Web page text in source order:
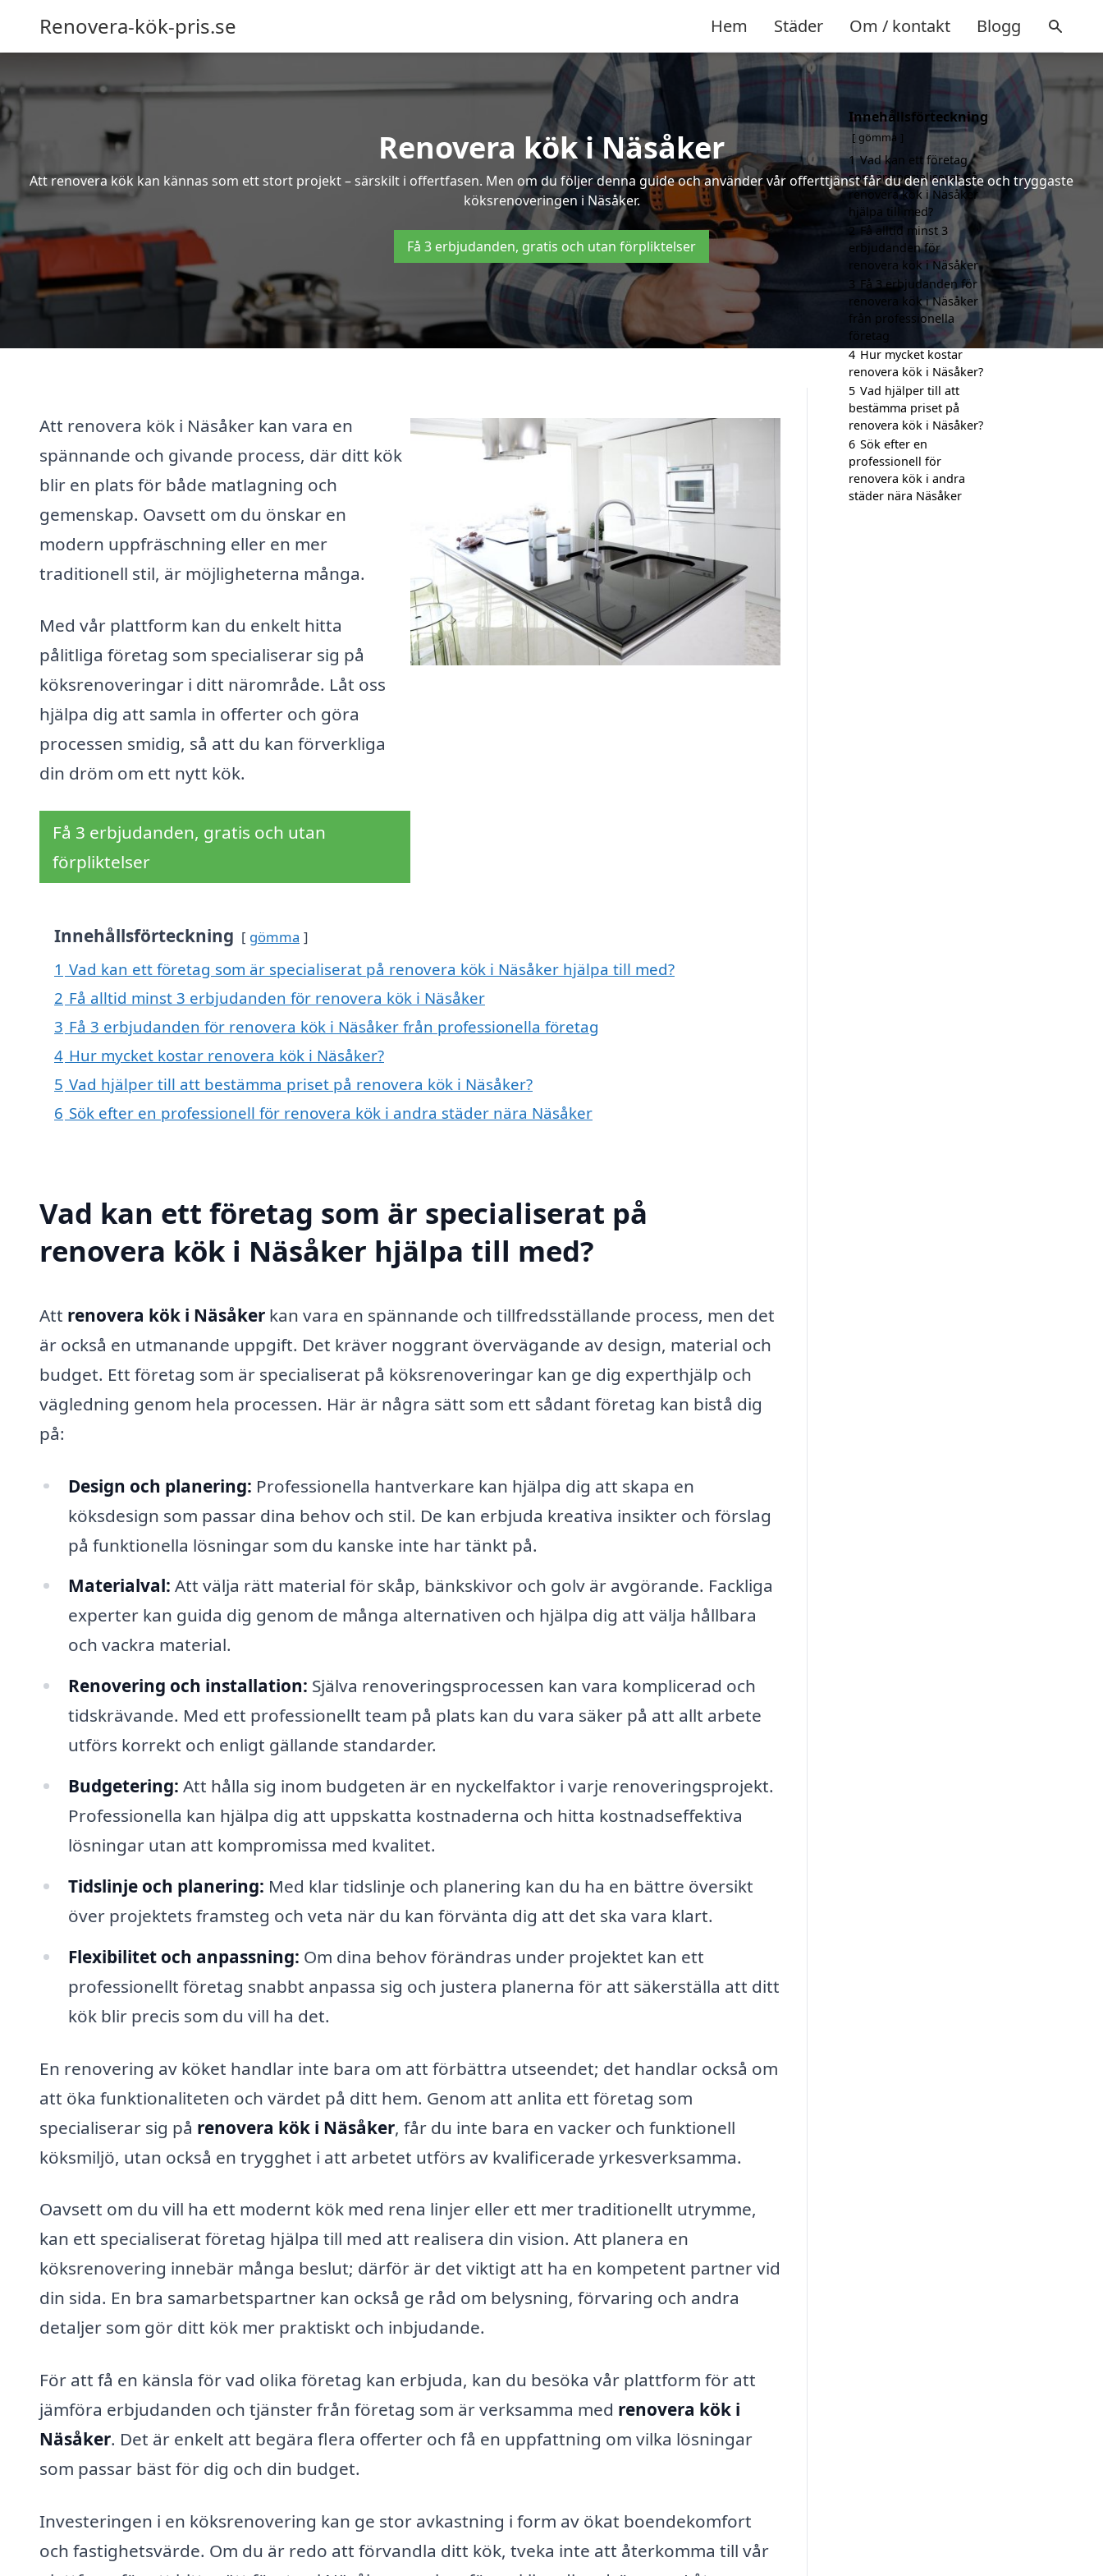
Renovera-kök-pris.se Hem Städer Om / kontakt Blogg
Renovera kök i Näsåker
Att renovera kök kan kännas som ett stort projekt – särskilt i offertfasen. Men om du följer denna guide och använder vår offerttjänst får du den enklaste och tryggaste
köksrenoveringen i Näsåker.
Få 3 erbjudanden, gratis och utan förpliktelser
Att renovera kök i Näsåker kan vara en
spännande och givande process, där ditt kök
blir en plats för både matlagning och
gemenskap. Oavsett om du önskar en
modern uppfräschning eller en mer
traditionell stil, är möjligheterna många.
Med vår plattform kan du enkelt hitta
pålitliga företag som specialiserar sig på
köksrenoveringar i ditt närområde. Låt oss
hjälpa dig att samla in offerter och göra
processen smidig, så att du kan förverkliga
din dröm om ett nytt kök.
Få 3 erbjudanden, gratis och utan
förpliktelser
Innehållsförteckning gömma
1 Vad kan ett företag som är specialiserat på renovera kök i Näsåker hjälpa till med?
2 Få alltid minst 3 erbjudanden för renovera kök i Näsåker
3 Få 3 erbjudanden för renovera kök i Näsåker från professionella företag
4 Hur mycket kostar renovera kök i Näsåker?
5 Vad hjälper till att bestämma priset på renovera kök i Näsåker?
6 Sök efter en professionell för renovera kök i andra städer nära Näsåker
Vad kan ett företag som är specialiserat på
renovera kök i Näsåker hjälpa till med?
Att renovera kök i Näsåker kan vara en spännande och tillfredsställande process, men det
är också en utmanande uppgift. Det kräver noggrant övervägande av design, material och
budget. Ett företag som är specialiserat på köksrenoveringar kan ge dig experthjälp och
vägledning genom hela processen. Här är några sätt som ett sådant företag kan bistå dig
på:
Design och planering: Professionella hantverkare kan hjälpa dig att skapa en
köksdesign som passar dina behov och stil. De kan erbjuda kreativa insikter och förslag
på funktionella lösningar som du kanske inte har tänkt på.
Materialval: Att välja rätt material för skåp, bänkskivor och golv är avgörande. Fackliga
experter kan guida dig genom de många alternativen och hjälpa dig att välja hållbara
och vackra material.
Renovering och installation: Själva renoveringsprocessen kan vara komplicerad och
tidskrävande. Med ett professionellt team på plats kan du vara säker på att allt arbete
utförs korrekt och enligt gällande standarder.
Budgetering: Att hålla sig inom budgeten är en nyckelfaktor i varje renoveringsprojekt.
Professionella kan hjälpa dig att uppskatta kostnaderna och hitta kostnadseffektiva
lösningar utan att kompromissa med kvalitet.
Tidslinje och planering: Med klar tidslinje och planering kan du ha en bättre översikt
över projektets framsteg och veta när du kan förvänta dig att det ska vara klart.
Flexibilitet och anpassning: Om dina behov förändras under projektet kan ett
professionellt företag snabbt anpassa sig och justera planerna för att säkerställa att ditt
kök blir precis som du vill ha det.
En renovering av köket handlar inte bara om att förbättra utseendet; det handlar också om
att öka funktionaliteten och värdet på ditt hem. Genom att anlita ett företag som
specialiserar sig på renovera kök i Näsåker, får du inte bara en vacker och funktionell
köksmiljö, utan också en trygghet i att arbetet utförs av kvalificerade yrkesverksamma.
Oavsett om du vill ha ett modernt kök med rena linjer eller ett mer traditionellt utrymme,
kan ett specialiserat företag hjälpa till med att realisera din vision. Att planera en
köksrenovering innebär många beslut; därför är det viktigt att ha en kompetent partner vid
din sida. En bra samarbetspartner kan också ge råd om belysning, förvaring och andra
detaljer som gör ditt kök mer praktiskt och inbjudande.
För att få en känsla för vad olika företag kan erbjuda, kan du besöka vår plattform för att
jämföra erbjudanden och tjänster från företag som är verksamma med renovera kök i
Näsåker. Det är enkelt att begära flera offerter och få en uppfattning om vilka lösningar
som passar bäst för dig och din budget.
Investeringen i en köksrenovering kan ge stor avkastning i form av ökat boendekomfort
och fastighetsvärde. Om du är redo att förvandla ditt kök, tveka inte att återkomma till vår
Innehållsförteckning
gömma
1 Vad kan ett företag
som är specialiserat på
renovera kök i Näsåker
hjälpa till med?
2 Få alltid minst 3
erbjudanden för
renovera kök i Näsåker
3 Få 3 erbjudanden för
renovera kök i Näsåker
från professionella
företag
4 Hur mycket kostar
renovera kök i Näsåker?
5 Vad hjälper till att
bestämma priset på
renovera kök i Näsåker?
6 Sök efter en
professionell för
renovera kök i andra
städer nära Näsåker